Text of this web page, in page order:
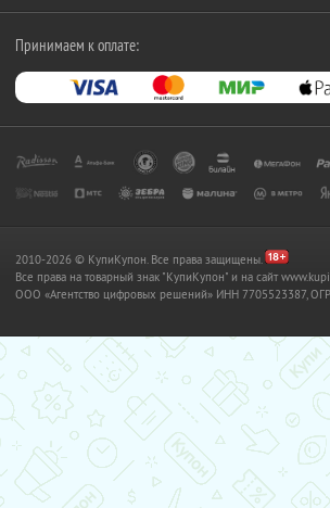
Принимаем к оплате:
2010-2026 © КупиКупон. Все права защищены.
Все права на товарный знак "КупиКупон" и на сайт
OOO «Агентство цифровых решений» ИНН 7705523387,